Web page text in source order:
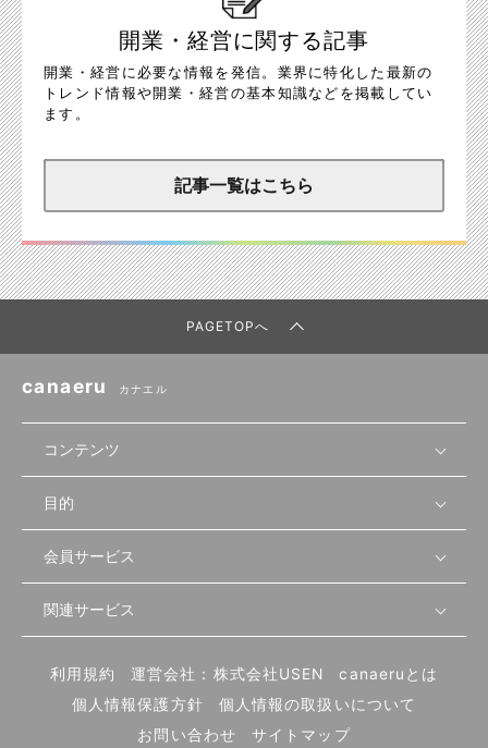
開業・経営に関する記事
開業・経営に必要な情報を発信。業界に特化した最新の
トレンド情報や開業・経営の基本知識などを掲載してい
ます。
記事一覧はこちら
PAGETOPへ
canaeru カナエル
コンテンツ
無料開業相談
セミナー情報
セミナー動画
物件を探す
首都圏
北海道
先輩開業者の声
開業・経営に関する記事
編集ポリシー
業態別の開業方法
目的
店舗運営
物件
内装・設備
食材・仕入れ
会員サービス
会員登録
ログイン
関連サービス
飲食店サクセスガイド（外部サイト）
利用規約 運営会社：株式会社USEN
canaeruとは
個人情報保護方針
個人情報の取扱いについて
お問い合わせ
サイトマップ